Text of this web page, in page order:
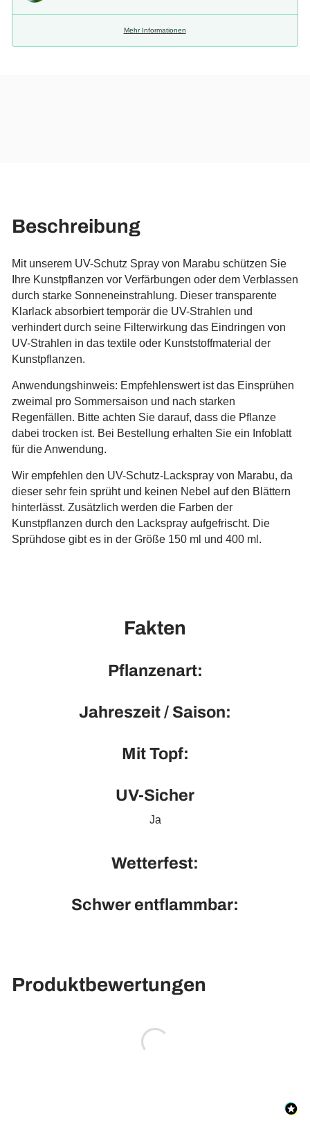
Mehr Informationen
Beschreibung
Mit unserem UV-Schutz Spray von Marabu schützen Sie
Ihre Kunstpflanzen vor Verfärbungen oder dem Verblassen
durch starke Sonneneinstrahlung. Dieser transparente
Klarlack absorbiert temporär die UV-Strahlen und
verhindert durch seine Filterwirkung das Eindringen von
UV-Strahlen in das textile oder Kunststoffmaterial der
Kunstpflanzen.
Anwendungshinweis: Empfehlenswert ist das Einsprühen
zweimal pro Sommersaison und nach starken
Regenfällen. Bitte achten Sie darauf, dass die Pflanze
dabei trocken ist. Bei Bestellung erhalten Sie ein Infoblatt
für die Anwendung.
Wir empfehlen den UV-Schutz-Lackspray von Marabu, da
dieser sehr fein sprüht und keinen Nebel auf den Blättern
hinterlässt. Zusätzlich werden die Farben der
Kunstpflanzen durch den Lackspray aufgefrischt. Die
Sprühdose gibt es in der Größe 150 ml und 400 ml.
Fakten
Pflanzenart:
Jahreszeit / Saison:
Mit Topf:
UV-Sicher
Ja
Wetterfest:
Schwer entflammbar:
Produktbewertungen